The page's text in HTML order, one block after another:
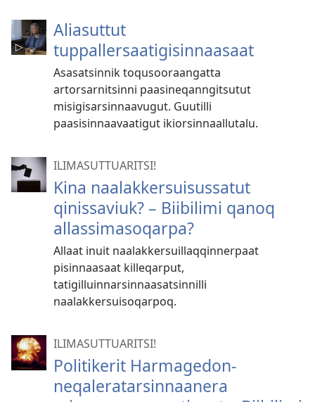
Aliasuttut
tuppallersaatigisinnaasaat
Asasatsinnik toqusooraangatta
artorsarnitsinni paasineqanngitsutut
misigisarsinnaavugut. Guutilli
paasisinnaavaatigut ikiorsinnaallutalu.
ILIMASUTTUARITSI!
Kina naalakkersuisus­satut
qinissaviuk? – Biibilimi qanoq
allassimasoqarpa?
Allaat inuit naalakkersuillaqqinnerpaat
pisinnaasaat killeqarput,
tatigilluinnarsinnaasatsinnilli
naalakkersuisoqarpoq.
ILIMASUTTUARITSI!
Politikerit Harmagedon­
neqaleratarsin­naanera